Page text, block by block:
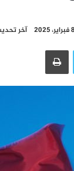
8 فبراير، 2025 آخر تحديث: 8
تويتر طباعة